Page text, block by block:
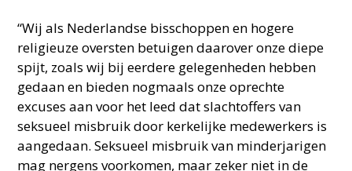
“Wij als Nederlandse bisschoppen en hogere
religieuze oversten betuigen daarover onze diepe
spijt, zoals wij bij eerdere gelegenheden hebben
gedaan en bieden nogmaals onze oprechte
excuses aan voor het leed dat slachtoffers van
seksueel misbruik door kerkelijke medewerkers is
aangedaan. Seksueel misbruik van minderjarigen
mag nergens voorkomen, maar zeker niet in de